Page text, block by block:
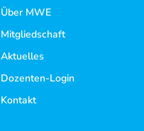
Über MWE
Mitgliedschaft
Aktuelles
Dozenten-Login
Kontakt